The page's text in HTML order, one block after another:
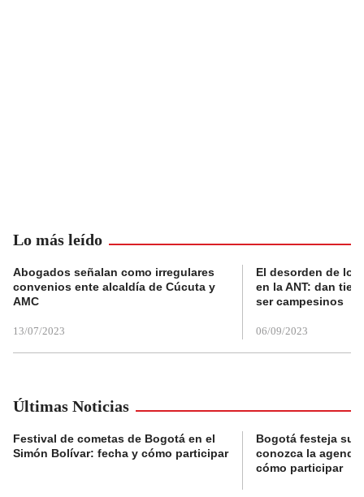
Lo más leído
Abogados señalan como irregulares
convenios ente alcaldía de Cúcuta y
AMC
13/07/2023
El desorden de
en la ANT: dan
ser campesinos
06/09/2023
Últimas Noticias
Festival de cometas de Bogotá en el
Simón Bolívar: fecha y cómo participar
Bogotá festeja su
conozca la
cómo participar